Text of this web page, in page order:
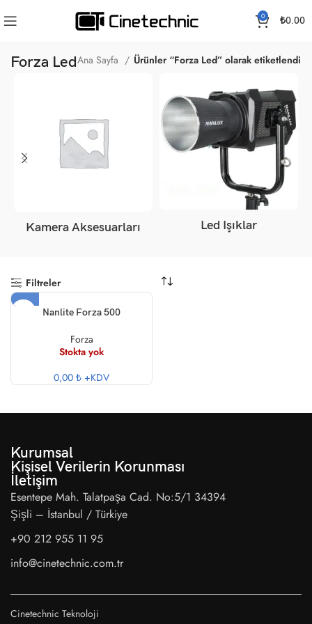
0 ₺0.00
Forza LedAna Sayfa Ürünler “Forza Led” olarak etiketlendi
Kamera Aksesuarları Led Işıklar
Filtreler
Nanlite Forza 500
Forza
Stokta yok
0,00 ₺ +KDV
Kurumsal
Kişisel Verilerin Korunması
İletişim
Esentepe Mah. Talatpaşa Cad. No:5/1 34394
Şişli – İstanbul / Türkiye
+90 212 955 11 95
info@cinetechnic.com.tr
Cinetechnic Teknoloji